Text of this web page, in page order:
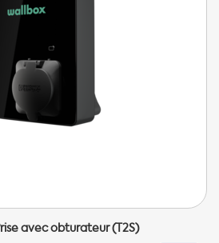
avec obturateur (T2S)